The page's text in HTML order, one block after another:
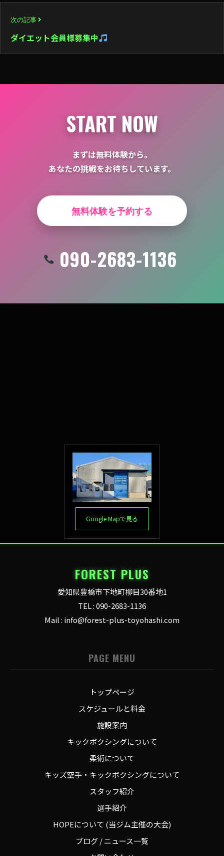
ビ
ゲ
ー
ョ
次の記事
ダイエット会員様募集中
START NOW
まずは無料体験から。
あなたの挑戦をお待ちしています。
無料体験を予約する
090-2683-1136
Google Mapで見る
FOREST PLUS
愛知県豊橋市下地町柳目30番地1
TEL : 090-2683-1136
Mail : info@forest-plus-toyohashi.com
PAGE MENU
トップページ
スケジュールと料金
施設案内
キックボクシングについて
柔術について
キッズ空手・キックボクシングについて
スタッフ紹介
選手紹介
HOPEについて (当ジム主催の大会)
ブログ / ニュース一覧